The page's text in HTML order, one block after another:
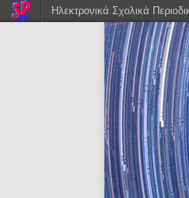
Ηλεκτρονικά Σχολικά